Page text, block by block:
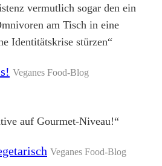
vermutlich sogar den ein
am Tisch in eine
Identitätskrise stürzen“
Veganes Food-Blog
auf Gourmet-Niveau!“
Veganes Food-Blog